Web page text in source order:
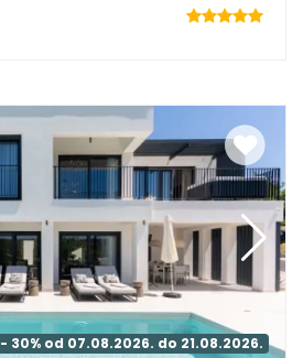
- 30% od 07.08.2026. do 21.08.2026.